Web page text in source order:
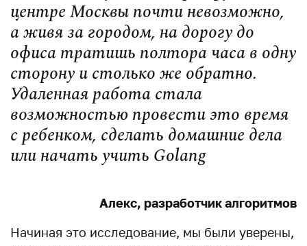
центре Москвы почти невозможно,
а живя за городом, на дорогу до
офиса тратишь полтора часа в одну
сторону и столько же обратно.
Удаленная работа стала
возможностью провести это время
с ребенком, сделать домашние дела
или начать учить Golang
Алекс, разработчик алгоритмов
Начиная это исследование, мы были уверены,